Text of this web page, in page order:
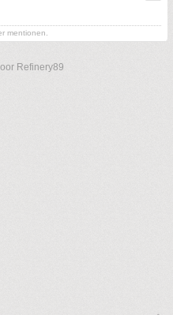
mentionen.
Refinery89